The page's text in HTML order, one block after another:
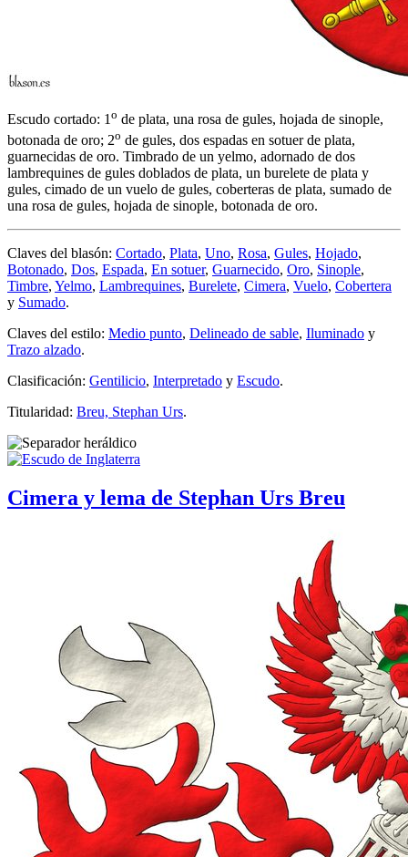
Escudo cortado: 1o de plata, una rosa de gules, hojada de sinople,
botonada de oro; 2o de gules, dos espadas en sotuer de plata,
guarnecidas de oro. Timbrado de un yelmo, adornado de dos
lambrequines de gules doblados de plata, un burelete de plata y
gules, cimado de un vuelo de gules, coberteras de plata, sumado de
una rosa de gules, hojada de sinople, botonada de oro.
Claves del blasón: Cortado, Plata, Uno, Rosa, Gules, Hojado,
Botonado, Dos, Espada, En sotuer, Guarnecido, Oro, Sinople,
Timbre, Yelmo, Lambrequines, Burelete, Cimera, Vuelo, Cobertera
y Sumado.
Claves del estilo: Medio punto, Delineado de sable, Iluminado y
Trazo alzado.
Clasificación: Gentilicio, Interpretado y Escudo.
Titularidad: Breu, Stephan Urs.
Cimera y lema de Stephan Urs Breu